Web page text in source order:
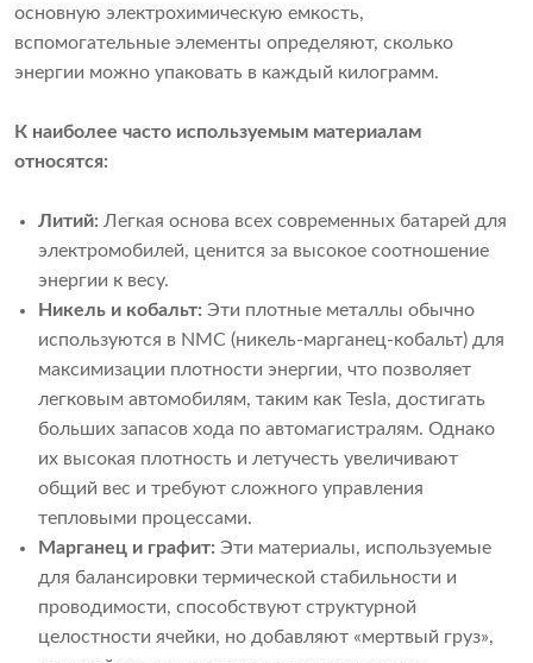
основную электрохимическую емкость,
вспомогательные элементы определяют, сколько
энергии можно упаковать в каждый килограмм.
К наиболее часто используемым материалам
относятся:
Литий: Легкая основа всех современных батарей для
электромобилей, ценится за высокое соотношение
энергии к весу.
Никель и кобальт: Эти плотные металлы обычно
используются в NMC (никель-марганец-кобальт) для
максимизации плотности энергии, что позволяет
легковым автомобилям, таким как Tesla, достигать
больших запасов хода по автомагистралям. Однако
их высокая плотность и летучесть увеличивают
общий вес и требуют сложного управления
тепловыми процессами.
Марганец и графит: Эти материалы, используемые
для балансировки термической стабильности и
проводимости, способствуют структурной
целостности ячейки, но добавляют «мертвый груз»,